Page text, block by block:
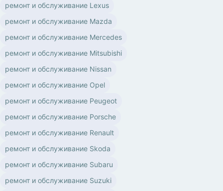
ремонт и обслуживание Lexus
ремонт и обслуживание Mazda
ремонт и обслуживание Mercedes
ремонт и обслуживание Mitsubishi
ремонт и обслуживание Nissan
ремонт и обслуживание Opel
ремонт и обслуживание Peugeot
ремонт и обслуживание Porsche
ремонт и обслуживание Renault
ремонт и обслуживание Skoda
ремонт и обслуживание Subaru
ремонт и обслуживание Suzuki